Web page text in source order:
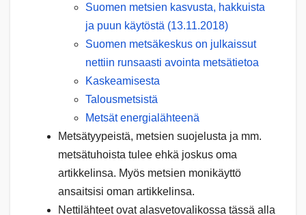
Suomen metsien kasvusta, hakkuista
ja puun käytöstä (13.11.2018)
Suomen metsäkeskus on julkaissut
nettiin runsaasti avointa metsätietoa
Kaskeamisesta
Talousmetsistä
Metsät energialähteenä
Metsätyypeistä, metsien suojelusta ja mm.
metsätuhoista tulee ehkä joskus oma
artikkelinsa. Myös metsien monikäyttö
ansaitsisi oman artikkelinsa.
Nettilähteet ovat alasvetovalikossa tässä alla